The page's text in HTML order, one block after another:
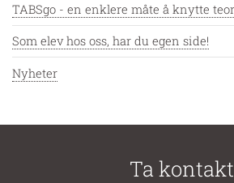
TABSgo - en enklere måte å knytte
Som elev hos oss, har du egen side!
Nyheter
Ta kontakt